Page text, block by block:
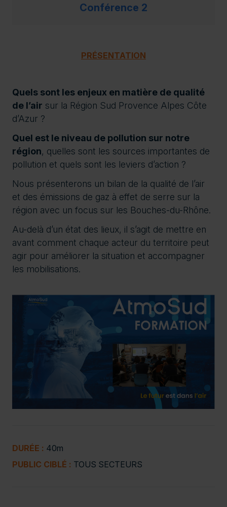
Conférence 2
PRÉSENTATION
Quels sont les enjeux en matière de qualité
de l’air sur la Région Sud Provence Alpes Côte
d’Azur ?
Quel est le niveau de pollution sur notre
région, quelles sont les sources importantes de
pollution et quels sont les leviers d’action ?
Nous présenterons un bilan de la qualité de l’air
et des émissions de gaz à effet de serre sur la
région avec un focus sur les Bouches-du-Rhône.
Au-delà d’un état des lieux, il s’agit de mettre en
avant comment chaque acteur du territoire peut
agir pour améliorer la situation et accompagner
les mobilisations.
DURÉE : 40m
PUBLIC CIBLÉ : TOUS SECTEURS